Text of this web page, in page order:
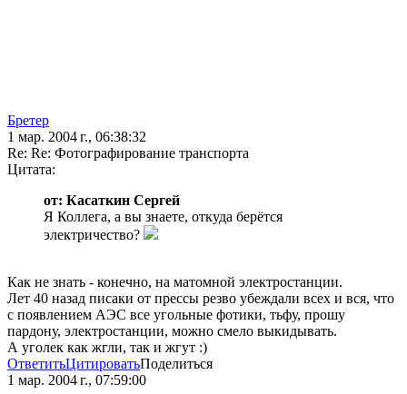
Бретер
1 мар. 2004 г., 06:38:32
Re: Re: Фотографирование транспорта
Цитата:
от: Касаткин Сергей
Я Коллега, а вы знаете, откуда берётся
электричество?
Как не знать - конечно, на матомной электростанции.
Лет 40 назад писаки от прессы резво убеждали всех и вся, что
с появлением АЭС все угольные фотики, тьфу, прошу
пардону, электростанции, можно смело выкидывать.
А уголек как жгли, так и жгут :)
ОтветитьЦитироватьПоделиться
1 мар. 2004 г., 07:59:00